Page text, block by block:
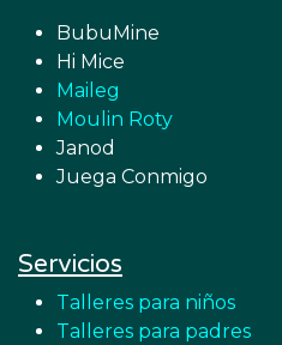
BubuMine
Hi Mice
Maileg
Moulin Roty
Janod
Juega Conmigo
Servicios
Talleres para niños
Talleres para padres